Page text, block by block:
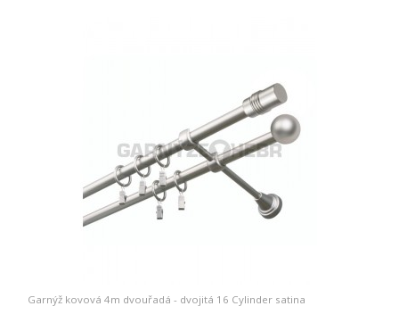
Garnýž kovová 4m dvouřadá - dvojitá 16 Cylinder satina